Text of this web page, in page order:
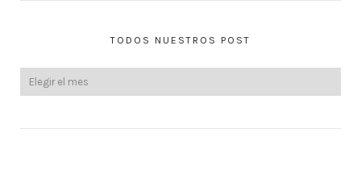
TODOS NUESTROS POST